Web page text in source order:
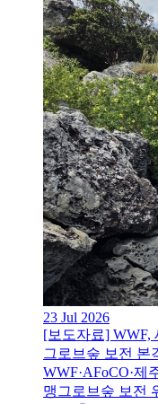
23 Jul 2026
[보도자료] WWF,
그로브숲 보전 본
WWF·AFoCO·제
맹그로브숲 보전